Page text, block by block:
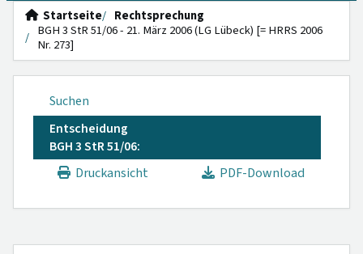
Startseite
Rechtsprechung
BGH 3 StR 51/06 - 21. März 2006 (LG Lübeck) [= HRRS 2006
Nr. 273]
Suchen
Entscheidung
BGH 3 StR 51/06:
Druckansicht
PDF-Download